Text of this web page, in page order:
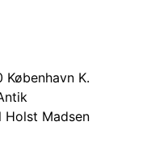
København K.
Holst Madsen